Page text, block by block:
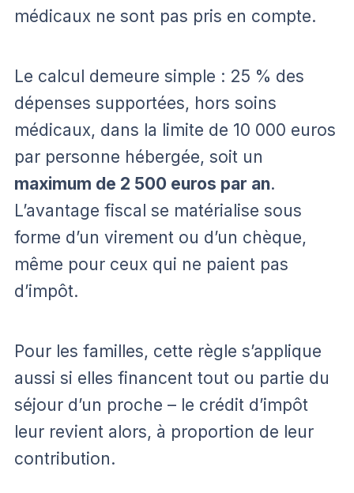
médicaux ne sont pas pris en compte.
Le calcul demeure simple : 25 % des
dépenses supportées, hors soins
médicaux, dans la limite de 10 000 euros
par personne hébergée, soit un
maximum de 2 500 euros par an.
L’avantage fiscal se matérialise sous
forme d’un virement ou d’un chèque,
même pour ceux qui ne paient pas
d’impôt.
Pour les familles, cette règle s’applique
aussi si elles financent tout ou partie du
séjour d’un proche – le crédit d’impôt
leur revient alors, à proportion de leur
contribution.